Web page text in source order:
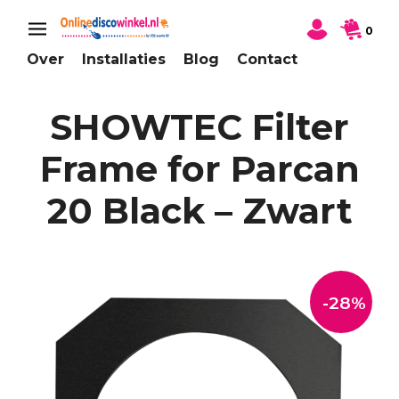
Over Installaties Blog Contact
0
SHOWTEC Filter
Frame for Parcan
20 Black – Zwart
-28%